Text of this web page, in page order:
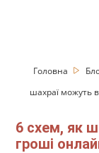
Головна
шахраї можуть
6 схем, як
гроші